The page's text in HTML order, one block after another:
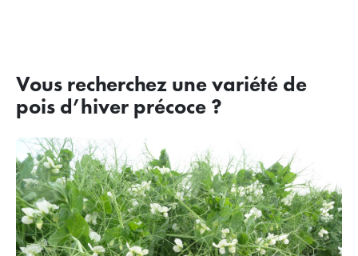
Vous recherchez une variété de
pois d’hiver précoce ?